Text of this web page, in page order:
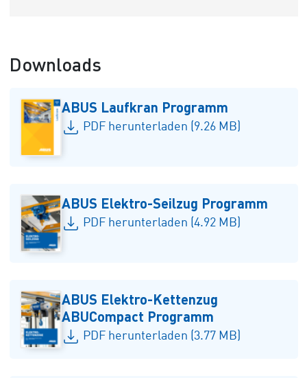
Downloads
ABUS Laufkran Programm
PDF herunterladen (9.26 MB)
ABUS Elektro-Seilzug Programm
PDF herunterladen (4.92 MB)
ABUS Elektro-Kettenzug
ABUCompact Programm
PDF herunterladen (3.77 MB)